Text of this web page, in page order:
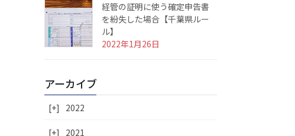
経管の証明に使う確定申告書
を紛失した場合【千葉県ルー
ル】
2022年1月26日
アーカイブ
[+] 2022
[+] 2021